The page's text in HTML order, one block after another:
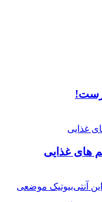
های غذایی